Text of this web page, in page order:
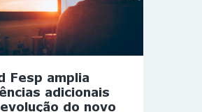
Fesp amplia
adicionais
do novo